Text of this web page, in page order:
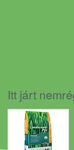
Itt járt